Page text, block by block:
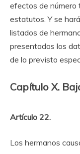
efectos de número
estatutos. Y se
listados de
presentados los
de lo previsto
Capítulo X.
Artículo 22.
Los hermanos